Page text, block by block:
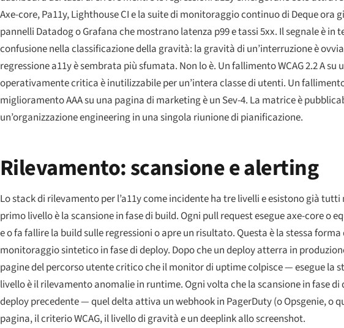
Axe-core, Pa11y, Lighthouse CI e la suite di monitoraggio continuo di Deque
pannelli Datadog o Grafana che mostrano latenza p99 e tassi 5xx. Il segnale è
confusione nella classificazione della gravità: la gravità di un’interruzione è
regressione a11y è sembrata più sfumata. Non lo è. Un fallimento WCAG 2.2 A
operativamente critica è inutilizzabile per un’intera classe di utenti. Un
miglioramento AAA su una pagina di marketing è un Sev-4. La matrice è
un’organizzazione engineering in una singola riunione di pianificazione.
Rilevamento: scansione e alerting
Lo stack di rilevamento per l’a11y come incidente ha tre livelli e esistono già
primo livello è la scansione in fase di build. Ogni pull request esegue axe-core
e o fa fallire la build sulle regressioni o apre un risultato. Questa è la stessa
monitoraggio sintetico in fase di deploy. Dopo che un deploy atterra in
pagine del percorso utente critico che il monitor di uptime colpisce — esegue la
livello è il rilevamento anomalie in runtime. Ogni volta che la scansione in fase
deploy precedente — quel delta attiva un webhook in PagerDuty (o Opsgenie, o
pagina, il criterio WCAG, il livello di gravità e un deeplink allo screenshot.